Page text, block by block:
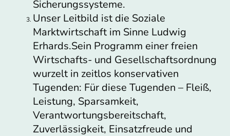
Sicherungssysteme.
Unser Leitbild ist die Soziale
Marktwirtschaft im Sinne Ludwig
Erhards.Sein Programm einer freien
Wirtschafts- und Gesellschaftsordnung
wurzelt in zeitlos konservativen
Tugenden: Für diese Tugenden – Fleiß,
Leistung, Sparsamkeit,
Verantwortungsbereitschaft,
Zuverlässigkeit, Einsatzfreude und